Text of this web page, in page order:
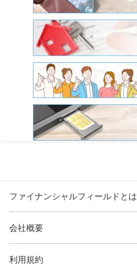
ファイナンシャルフィールドとは
会社概要
利用規約